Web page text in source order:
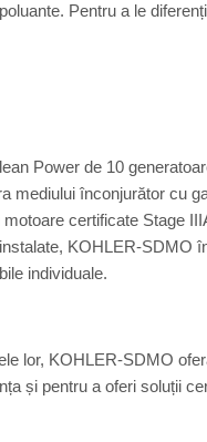
Pentru a le
Power de 10
mediului înconjurător cu
certificate Stage
KOHLER-SDMO
individuale.
lor, KOHLER-SDMO
și pentru a oferi soluții